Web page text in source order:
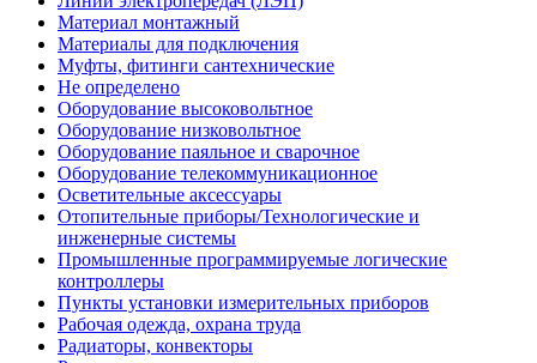
Материал монтажный
Материалы для подключения
Муфты, фитинги сантехнические
Не определено
Оборудование высоковольтное
Оборудование низковольтное
Оборудование паяльное и сварочное
Оборудование телекоммуникационное
Осветительные аксессуары
Отопительные приборы/Технологические и
инженерные системы
Промышленные программируемые логические
контроллеры
Пункты установки измерительных приборов
Рабочая одежда, охрана труда
Радиаторы, конвекторы